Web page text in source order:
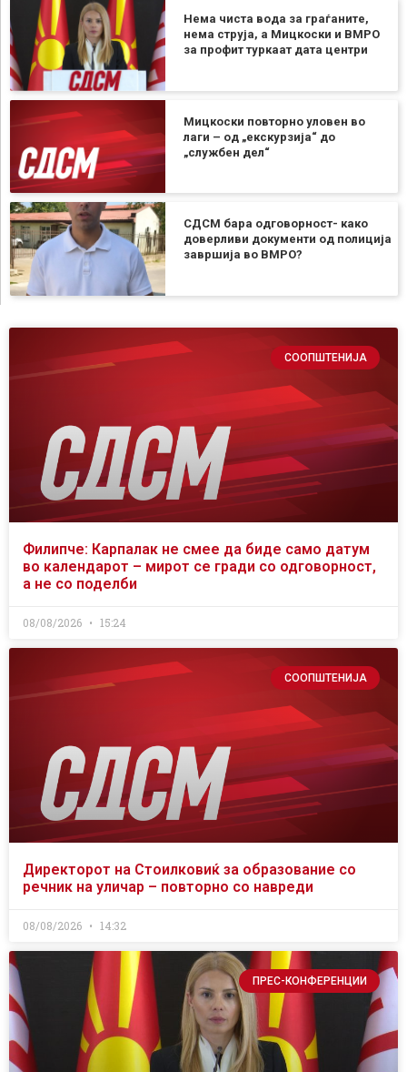
Нема чиста вода за граѓаните,
нема струја, а Мицкоски и ВМРО
за профит туркаат дата центри
Мицкоски повторно уловен во
лаги – од „екскурзија“ до
„службен дел“
СДСМ бара одговорност- како
доверливи документи од полиција
завршија во ВМРО?
СООПШТЕНИЈА
Филипче: Карпалак не смее да биде само датум
во календарот – мирот се гради со одговорност,
а не со поделби
08/08/2026 15:24
СООПШТЕНИЈА
Директорот на Стоилковиќ за образование со
речник на уличар – повторно со навреди
08/08/2026 14:32
ПРЕС-КОНФЕРЕНЦИИ